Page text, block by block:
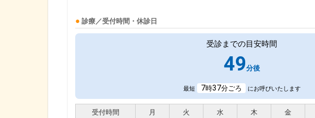
診療／受付時間・休診日
受診までの目安時間
49分後
最短 7時37分ごろ にお呼びいたします
受付時間 月 火 水 木 金